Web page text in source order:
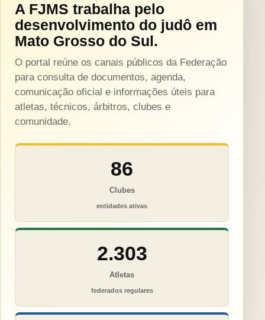
A FJMS trabalha pelo
desenvolvimento do judô em
Mato Grosso do Sul.
O portal reúne os canais públicos da Federação
para consulta de documentos, agenda,
comunicação oficial e informações úteis para
atletas, técnicos, árbitros, clubes e
comunidade.
86
Clubes
entidades ativas
2.303
Atletas
federados regulares